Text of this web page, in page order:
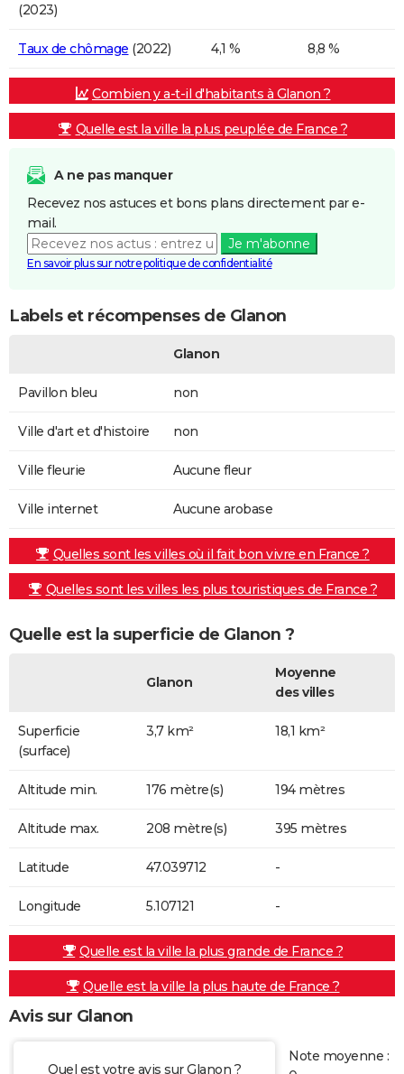
(2023)
Taux de chômage (2022) 4,1 % 8,8 %
Combien y a-t-il d'habitants à Glanon ?
Quelle est la ville la plus peuplée de France ?
A ne pas manquer
Recevez nos astuces et bons plans directement par e-
mail.
Je m'abonne
En savoir plus sur notre politique de confidentialité
Labels et récompenses de Glanon
Glanon
Pavillon bleu non
Ville d'art et d'histoire non
Ville fleurie Aucune fleur
Ville internet Aucune arobase
Quelles sont les villes où il fait bon vivre en France ?
Quelles sont les villes les plus touristiques de France ?
Quelle est la superficie de Glanon ?
Glanon
Moyenne
des villes
Superficie
(surface)
3,7 km² 18,1 km²
Altitude min. 176 mètre(s) 194 mètres
Altitude max. 208 mètre(s) 395 mètres
Latitude 47.039712 -
Longitude 5.107121 -
Quelle est la ville la plus grande de France ?
Quelle est la ville la plus haute de France ?
Avis sur Glanon
Quel est votre avis sur Glanon ?
Note moyenne :